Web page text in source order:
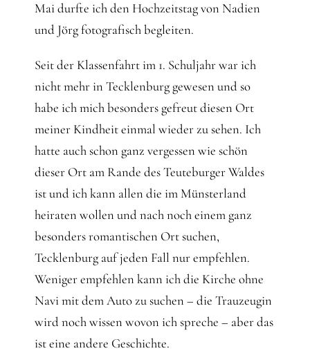
Gedanken
Schreiben
Mai durfte ich den Hochzeitstag von Nadien
und Jörg fotografisch begleiten.
Seit der Klassenfahrt im 1. Schuljahr war ich
nicht mehr in Tecklenburg gewesen und so
habe ich mich besonders gefreut diesen Ort
meiner Kindheit einmal wieder zu sehen. Ich
hatte auch schon ganz vergessen wie schön
dieser Ort am Rande des Teuteburger Waldes
ist und ich kann allen die im Münsterland
heiraten wollen und nach noch einem ganz
besonders romantischen Ort suchen,
Tecklenburg auf jeden Fall nur empfehlen.
Weniger empfehlen kann ich die Kirche ohne
Navi mit dem Auto zu suchen – die Trauzeugin
wird noch wissen wovon ich spreche – aber das
ist eine andere Geschichte.